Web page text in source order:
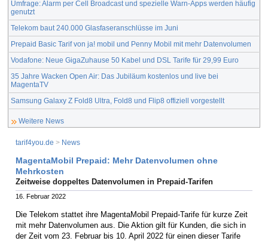
Umfrage: Alarm per Cell Broadcast und spezielle Warn-Apps werden häufig
genutzt
Telekom baut 240.000 Glasfaseranschlüsse im Juni
Prepaid Basic Tarif von ja! mobil und Penny Mobil mit mehr Datenvolumen
Vodafone: Neue GigaZuhause 50 Kabel und DSL Tarife für 29,99 Euro
35 Jahre Wacken Open Air: Das Jubiläum kostenlos und live bei
MagentaTV
Samsung Galaxy Z Fold8 Ultra, Fold8 und Flip8 offiziell vorgestellt
Weitere News
tarif4you.de > News
MagentaMobil Prepaid: Mehr Datenvolumen ohne
Mehrkosten
Zeitweise doppeltes Datenvolumen in Prepaid-Tarifen
16. Februar 2022
Die Telekom stattet ihre MagentaMobil Prepaid-Tarife für kurze Zeit
mit mehr Datenvolumen aus. Die Aktion gilt für Kunden, die sich in
der Zeit vom 23. Februar bis 10. April 2022 für einen dieser Tarife